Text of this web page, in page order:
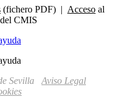
(fichero PDF) | Acceso al
CMIS
Sevilla Aviso Legal